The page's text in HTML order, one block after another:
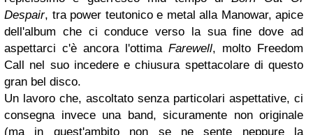
Despair, tra power teutonico e metal alla Manowar, apice
dell'album che ci conduce verso la sua fine dove ad
aspettarci c'è ancora l'ottima Farewell, molto Freedom
Call nel suo incedere e chiusura spettacolare di questo
gran bel disco.
Un lavoro che, ascoltato senza particolari aspettative, ci
consegna invece una band, sicuramente non originale
(ma in quest'ambito non se ne sente neppure la